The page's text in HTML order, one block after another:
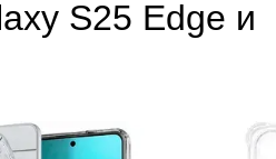
S25 Edge и